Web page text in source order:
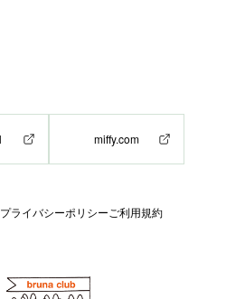
miffy.com
プライバシーポリシーご利用規約